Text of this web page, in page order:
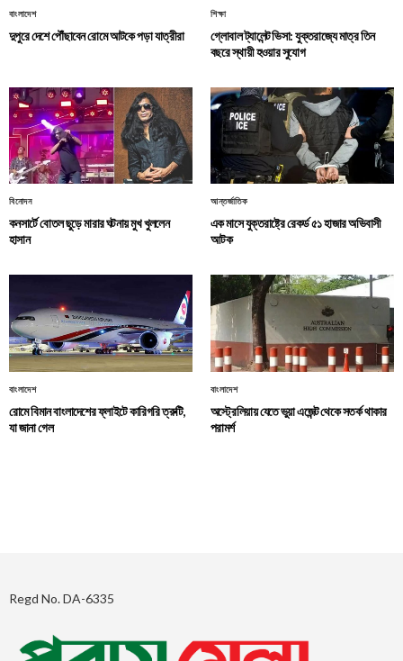
বাংলাদেশ
দুপুরে দেশে পৌঁছাবেন রোমে আটকে পড়া যাত্রীরা
শিক্ষা
গ্লোবাল ট্যালেন্ট ভিসা: যুক্তরাজ্যে মাত্র তিন
বছরে স্থায়ী হওয়ার সুযোগ
বিনোদন
কনসার্টে বোতল ছুড়ে মারার ঘটনায় মুখ খুললেন
হাসান
আন্তর্জাতিক
এক মাসে যুক্তরাষ্ট্রে রেকর্ড ৫১ হাজার অভিবাসী
আটক
বাংলাদেশ
রোমে বিমান বাংলাদেশের ফ্লাইটে কারিগরি ত্রুটি,
যা জানা গেল
বাংলাদেশ
অস্ট্রেলিয়ায় যেতে ভুয়া এজেন্ট থেকে সতর্ক থাকার
পরামর্শ
Regd No. DA-6335